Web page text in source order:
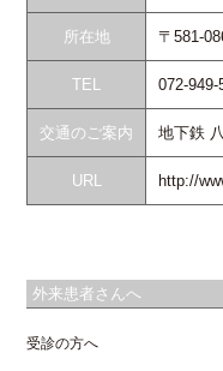
所在地 〒581-
TEL 072-949-
交通のご案内 地下鉄
URL http://
外来患者さんへ
受診の方へ